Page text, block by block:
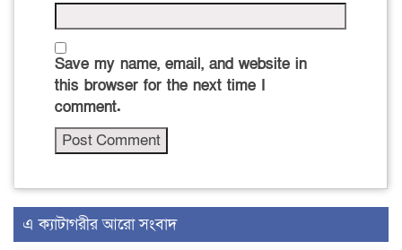
Save my name, email, and website in
this browser for the next time I
comment.
এ ক্যাটাগরীর আরো সংবাদ